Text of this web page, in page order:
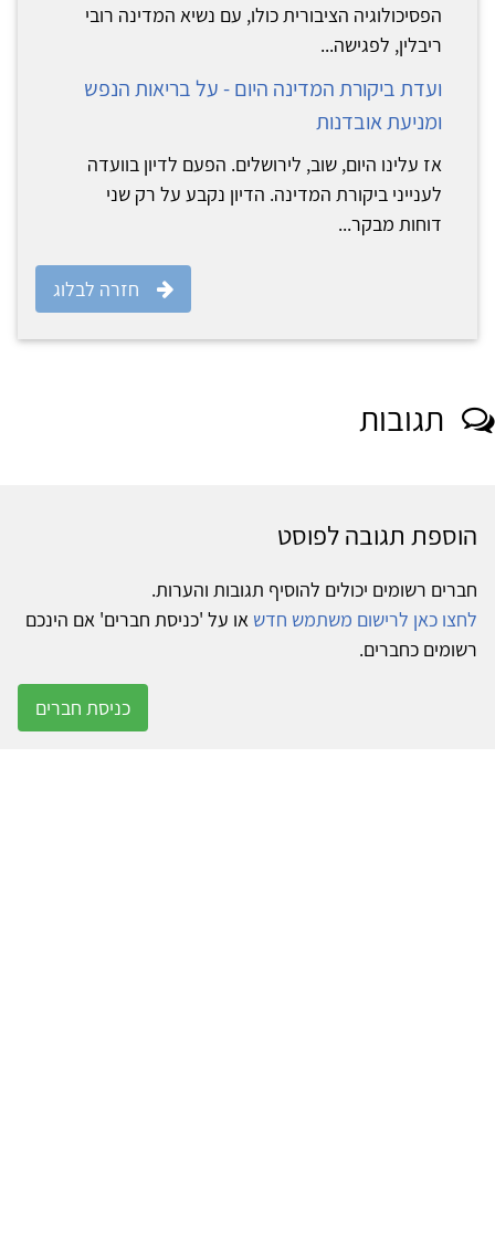
הפסיכולוגיה הציבורית כולו, עם נשיא המדינה רובי
ריבלין, לפגישה...
ועדת ביקורת המדינה היום - על בריאות הנפש
ומניעת אובדנות
אז עלינו היום, שוב, לירושלים. הפעם לדיון בוועדה
לענייני ביקורת המדינה. הדיון נקבע על רק שני
דוחות מבקר...
חזרה לבלוג
תגובות
הוספת תגובה לפוסט
חברים רשומים יכולים להוסיף תגובות והערות.
לחצו כאן לרישום משתמש חדש או על 'כניסת חברים' אם הינכם
רשומים כחברים.
כניסת חברים